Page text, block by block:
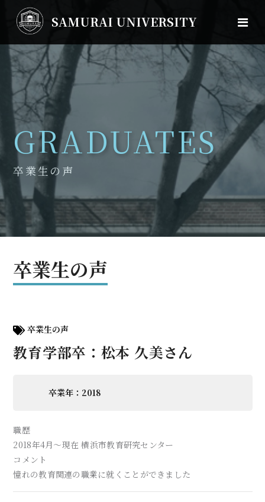
SAMURAI UNIVERSITY
GRADUATES
卒業生の声
卒業生の声
卒業生の声
教育学部卒：松本 久美さん
卒業年：2018
職歴
2018年4月〜現在 横浜市教育研究センター
コメント
憧れの教育関連の職業に就くことができました